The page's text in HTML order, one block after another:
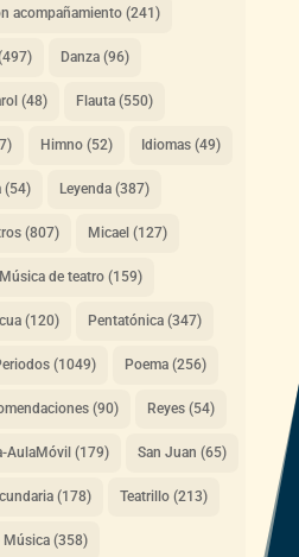
acompañamiento(241)
Danza(96)
(48) Flauta(550)
Himno(52) Idiomas(49)
(54) Leyenda(387)
(807) Micael (127)
Música de teatro(159)
(120) Pentatónica(347)
(1049) Poema(256)
(90) Reyes(54)
AulaMóvil (179) San Juan (65)
(178) Teatrillo(213)
Música(358)